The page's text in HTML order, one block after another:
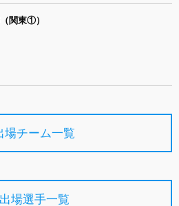
関東①）
場チーム一覧
出場選手一覧